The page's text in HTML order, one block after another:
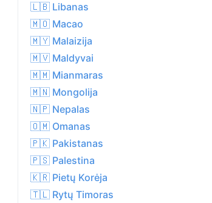
Patchy light rain
thunder
33.0°C
30.1°C
27.2°C
70%
18.4 kph
🇱🇧 Libanas
🇲🇴 Macao
🇲🇾 Malaizija
🇲🇻 Maldyvai
🇲🇲 Mianmaras
🇲🇳 Mongolija
🇳🇵 Nepalas
🇴🇲 Omanas
🇵🇰 Pakistanas
🇵🇸 Palestina
🇰🇷 Pietų Korėja
🇹🇱 Rytų Timoras